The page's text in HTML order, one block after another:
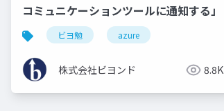
コミュニケーションツールに通知する」
ビヨ勉 azure
株式会社ビヨンド 8.8K